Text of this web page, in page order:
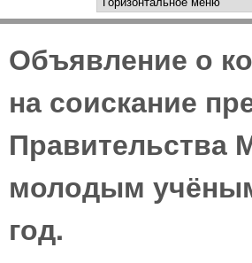
горизонтальное
Объявление о
на соискание
Правительства
молодым
год.